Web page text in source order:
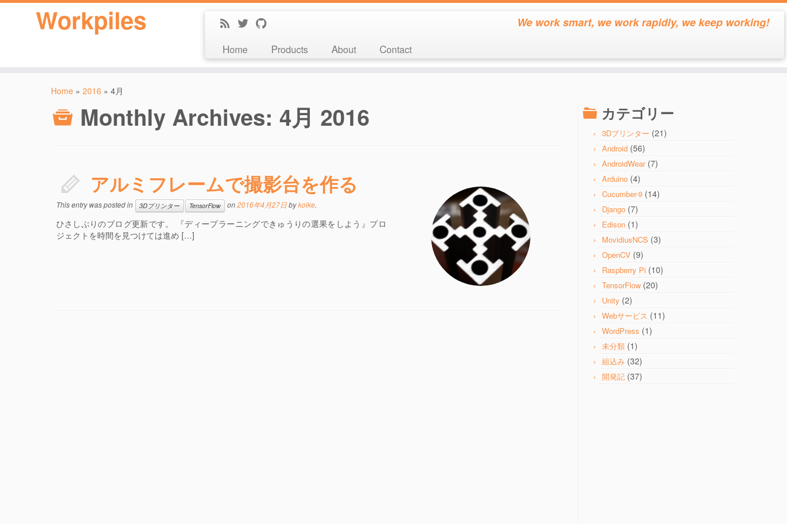
Workpiles We work smart, we work rapidly, we keep working!
Home Products About Contact
Home » 2016 » 4月
Monthly Archives: 4月 2016
アルミフレームで撮影台を作る
This entry was posted in 3Dプリンター TensorFlow on2016年4月27日bykoike.
ひさしぶりのブログ更新です。 『ディープラーニングできゅうりの選果をしよう』プロ
ジェクトを時間を見つけては進め […]
カテゴリー
3Dプリンター (21)
Android (56)
AndroidWear(7)
Arduino (4)
Cucumber-9 (14)
Django (7)
Edison (1)
MovidiusNCS (3)
OpenCV (9)
Raspberry Pi (10)
TensorFlow (20)
Unity (2)
Webサービス (11)
WordPress (1)
未分類 (1)
組込み (32)
開発記 (37)